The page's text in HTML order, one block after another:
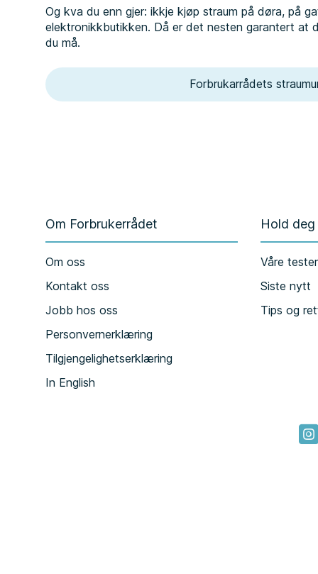
Og kva du enn gjer: ikkje kjøp straum på døra, på
elektronikkbutikken. Då er det nesten garantert at
du må.
Forbrukarrådets
Om Forbrukerrådet
Om oss
Kontakt oss
Jobb hos oss
Personvernerklæring
Tilgjengelighetserklæring
In English
Hold
Våre tester
Siste nytt
Tips og